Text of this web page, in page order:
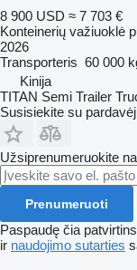
8 900 USD ≈ 7 703 €
Konteinerių važiuoklė
2026
Transporteris 60 000
Kinija
TITAN Semi Trailer
Susisiekite su
Užsiprenumeruokite
Prenumeruoti
Paspaudę čia
ir naudojimo sutarties